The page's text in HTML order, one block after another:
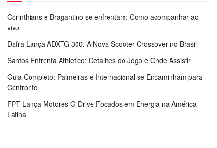
Corinthians e Bragantino se enfrentam: Como acompanhar ao
vivo
Dafra Lança ADXTG 300: A Nova Scooter Crossover no Brasil
Santos Enfrenta Athletico: Detalhes do Jogo e Onde Assistir
Guia Completo: Palmeiras e Internacional se Encaminham para
Confronto
FPT Lança Motores G-Drive Focados em Energia na América
Latina